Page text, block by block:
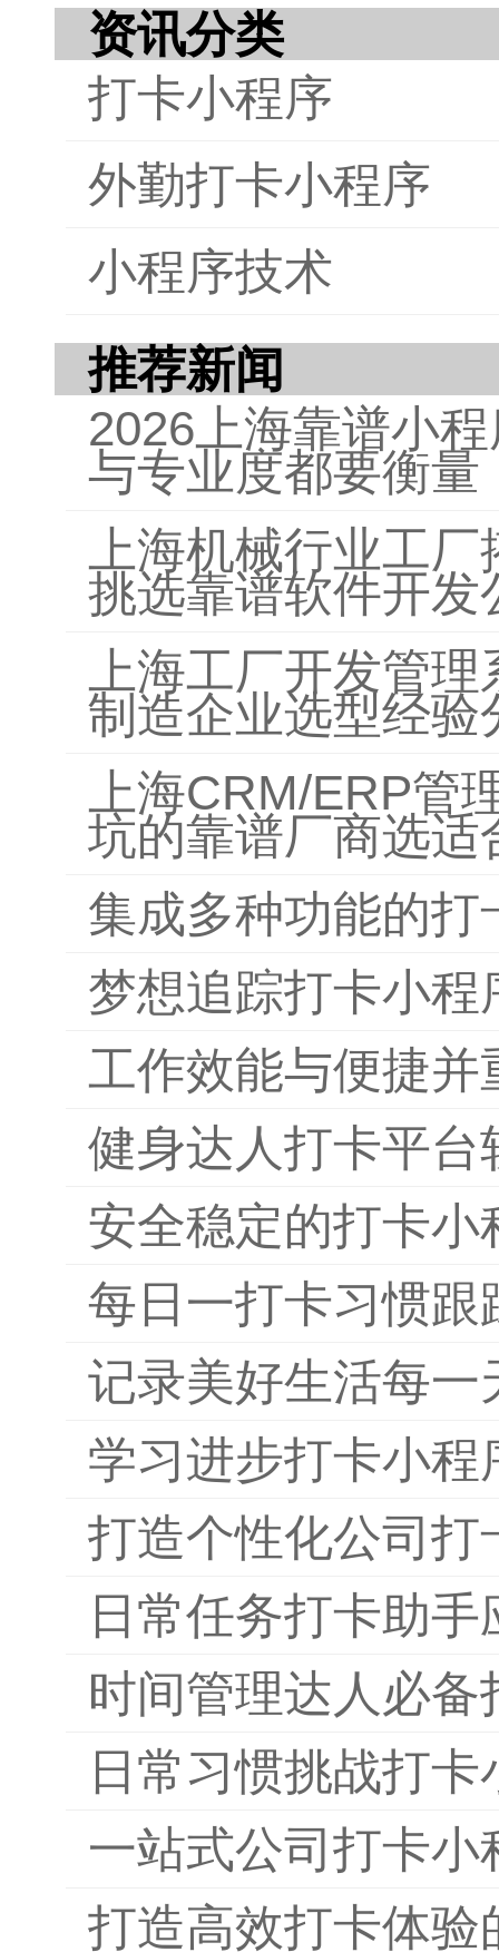
资讯分类
打卡小程序
外勤打卡小程序
小程序技术
推荐新闻
2026上海靠谱小
与专业度都要衡量
上海机械行业工
挑选靠谱软件开发
上海工厂开发管
制造企业选型经验
上海CRM/ERP管
坑的靠谱厂商选适
集成多种功能的
梦想追踪打卡小程
工作效能与便捷
健身达人打卡平台
安全稳定的打卡小
每日一打卡习惯跟
记录美好生活每一
学习进步打卡小程
打造个性化公司打
日常任务打卡助手
时间管理达人必备
日常习惯挑战打
一站式公司打卡小
打造高效打卡体验